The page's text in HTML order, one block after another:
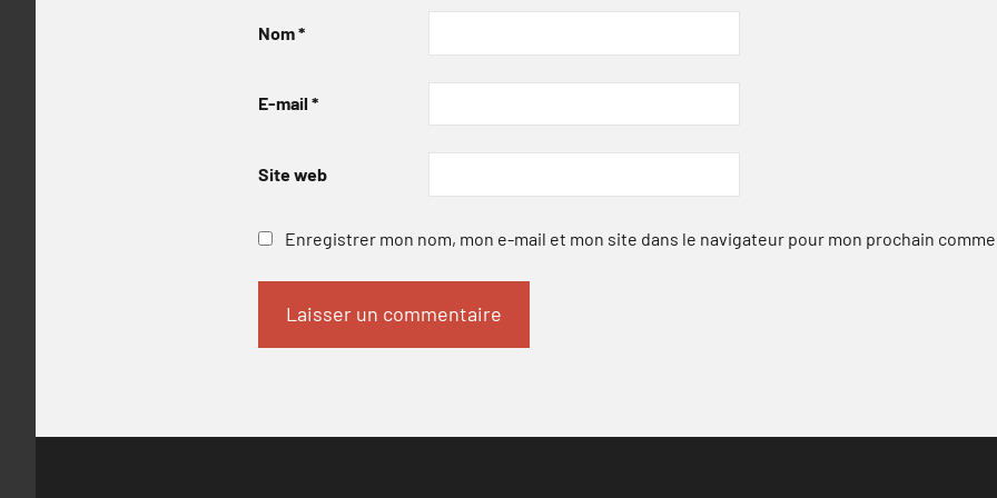
Nom*
E-mail *
Site web
Enregistrer mon nom, mon e-mail et mon site dans le navigateur pour mon prochain